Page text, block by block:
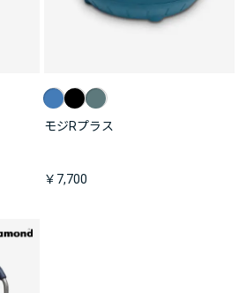
モジRプラス
￥7,700